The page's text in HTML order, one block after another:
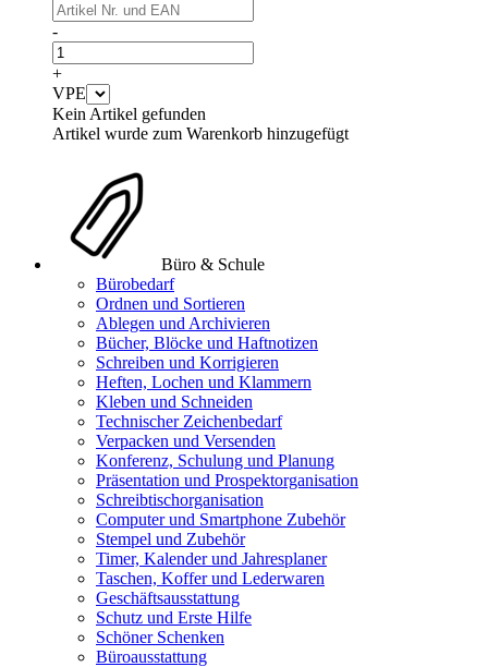
-
+
VPE
Kein Artikel gefunden
Artikel wurde zum Warenkorb hinzugefügt
Büro & Schule
Bürobedarf
Ordnen und Sortieren
Ablegen und Archivieren
Bücher, Blöcke und Haftnotizen
Schreiben und Korrigieren
Heften, Lochen und Klammern
Kleben und Schneiden
Technischer Zeichenbedarf
Verpacken und Versenden
Konferenz, Schulung und Planung
Präsentation und Prospektorganisation
Schreibtischorganisation
Computer und Smartphone Zubehör
Stempel und Zubehör
Timer, Kalender und Jahresplaner
Taschen, Koffer und Lederwaren
Geschäftsausstattung
Schutz und Erste Hilfe
Schöner Schenken
Büroausstattung